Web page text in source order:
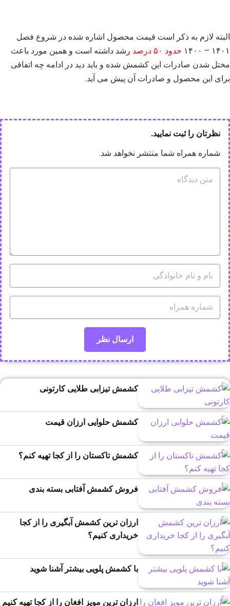
البته لازم به ذکر است قیمت محصول اشاره شده در شروع فصل
۱۴۰۱ – ۱۴۰۰
حدود ۵۰ درصد
رشد داشته است و همین مورد باعث
مختل شدن صادرات این کشمش شده و باید دید در ادامه چه اتفاقی
برای این محصول و صادرات آن پیش می آید.
نظرتان را ثبت نمایید.
شماره همراه شما منتشر نخواهد شد.
کشمش تیزابی طلایی کارتونی
کشمش حلوایی ارزان قیمت
کشمش تاکستان را از کجا تهیه کنم؟
فروش کشمش آفتابی بسته بندی
ارزان ترین کشمش آبگیری را از کجا
خریداری کنیم؟
با کشمش پلویی بیشتر آشنا شوید
ارزان ترین مویز افغان را از کجا تهیه کنیم